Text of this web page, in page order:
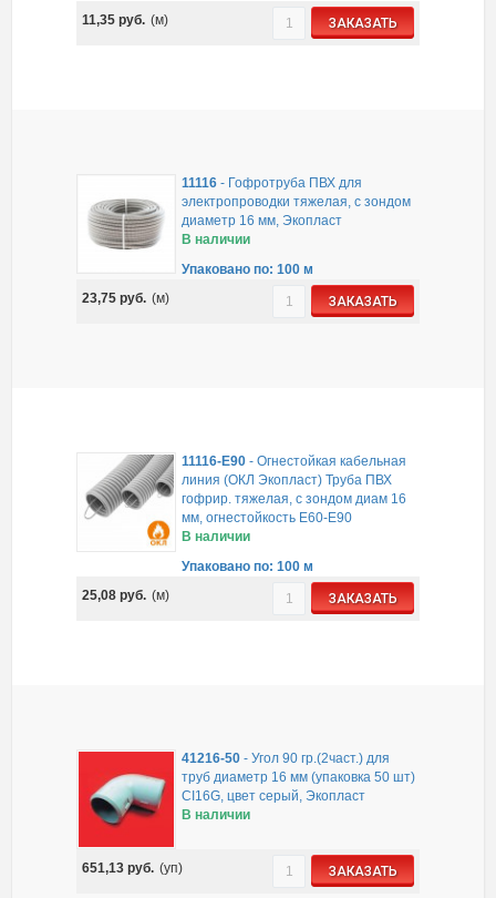
11,35 руб. (м) ЗАКАЗАТЬ
11116 - Гофротруба ПВХ для
электропроводки тяжелая, с зондом
диаметр 16 мм, Экопласт
В наличии
Упаковано по: 100 м
23,75 руб. (м) ЗАКАЗАТЬ
11116-E90 - Огнестойкая кабельная
линия (ОКЛ Экопласт) Труба ПВХ
гофрир. тяжелая, с зондом диам 16
мм, огнестойкость E60-E90
В наличии
Упаковано по: 100 м
25,08 руб. (м) ЗАКАЗАТЬ
41216-50 - Угол 90 гр.(2част.) для
труб диаметр 16 мм (упаковка 50 шт)
CI16G, цвет серый, Экопласт
В наличии
651,13 руб. (уп) ЗАКАЗАТЬ